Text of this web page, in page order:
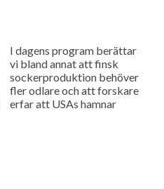
I dagens program berättar
vi bland annat att finsk
sockerproduktion behöver
fler odlare och att forskare
erfar att USAs hamnar